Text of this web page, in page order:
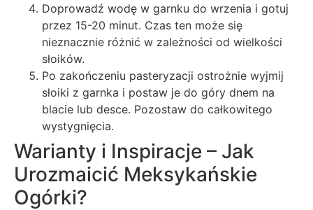
Doprowadź wodę w garnku do wrzenia i gotuj
przez 15-20 minut. Czas ten może się
nieznacznie różnić w zależności od wielkości
słoików.
Po zakończeniu pasteryzacji ostrożnie wyjmij
słoiki z garnka i postaw je do góry dnem na
blacie lub desce. Pozostaw do całkowitego
wystygnięcia.
Warianty i Inspiracje – Jak
Urozmaicić Meksykańskie
Ogórki?